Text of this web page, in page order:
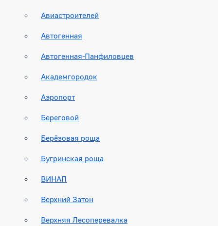
Авиастроителей
Автогенная
Автогенная-Панфиловцев
Академгородок
Аэропорт
Береговой
Берёзовая роща
Бугринская роща
ВИНАП
Верхний Затон
Верхняя Лесоперевалка